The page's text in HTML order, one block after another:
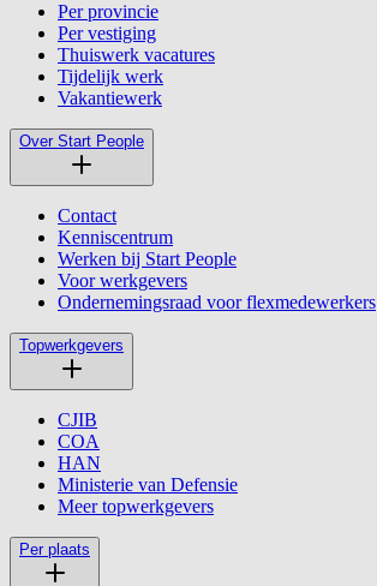
Per provincie
Per vestiging
Thuiswerk vacatures
Tijdelijk werk
Vakantiewerk
Over Start People
Contact
Kenniscentrum
Werken bij Start People
Voor werkgevers
Ondernemingsraad voor flexmedewerkers
Topwerkgevers
CJIB
COA
HAN
Ministerie van Defensie
Meer topwerkgevers
Per plaats